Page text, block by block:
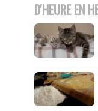
D'HEURE EN